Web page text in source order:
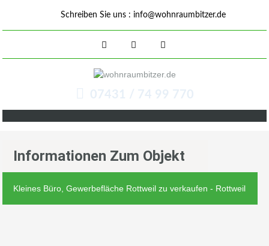
Schreiben Sie uns : info@wohnraumbitzer.de
07431 / 74 99 770
Informationen Zum Objekt
Kleines Büro, Gewerbefläche Rottweil zu verkaufen - Rottweil